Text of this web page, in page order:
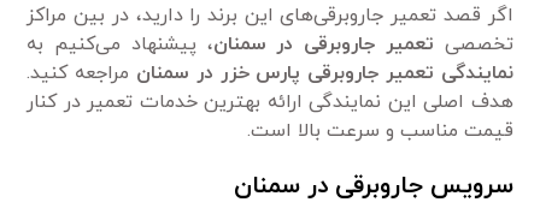
اگر قصد تعمیر جاروبرقی‌های این برند را دارید، در بین مراکز
تخصصی تعمیر جاروبرقی در سمنان، پیشنهاد می‌کنیم به
نمایندگی تعمیر جاروبرقی پارس خزر در سمنان مراجعه کنید.
هدف اصلی این نمایندگی ارائه بهترین خدمات تعمیر در کنار
قیمت مناسب و سرعت بالا است.
سرویس جاروبرقی در سمنان